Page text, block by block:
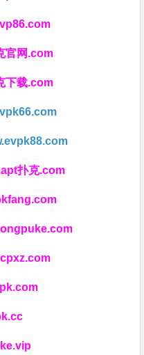
官网.com
下载.com
扑克.com